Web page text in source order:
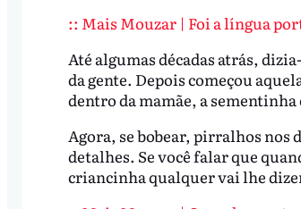
:: Mais Mouzar | Foi a língua
Até algumas décadas atrás,
da gente. Depois começou
dentro da mamãe, a sementinha
Agora, se bobear, pirralhos nos
detalhes. Se você falar que
criancinha qualquer vai lhe